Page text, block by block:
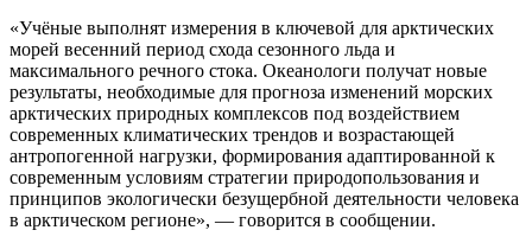
«Учёные выполнят измерения в ключевой для арктических
морей весенний период схода сезонного льда и
максимального речного стока. Океанологи получат новые
результаты, необходимые для прогноза изменений морских
арктических природных комплексов под воздействием
современных климатических трендов и возрастающей
антропогенной нагрузки, формирования адаптированной к
современным условиям стратегии природопользования и
принципов экологически безущербной деятельности человека
в арктическом регионе», — говорится в сообщении.